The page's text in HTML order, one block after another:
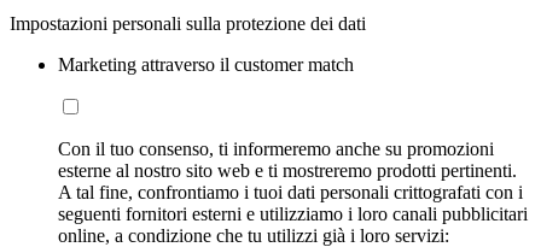
Impostazioni personali sulla protezione dei dati
Marketing attraverso il customer match
Con il tuo consenso, ti informeremo anche su promozioni
esterne al nostro sito web e ti mostreremo prodotti pertinenti.
A tal fine, confrontiamo i tuoi dati personali crittografati con i
seguenti fornitori esterni e utilizziamo i loro canali pubblicitari
online, a condizione che tu utilizzi già i loro servizi: